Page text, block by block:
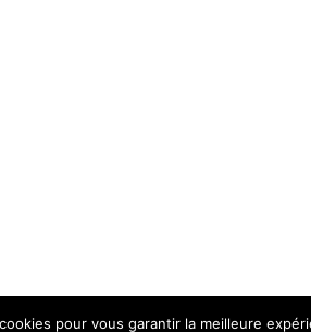
pour vous garantir la meilleure